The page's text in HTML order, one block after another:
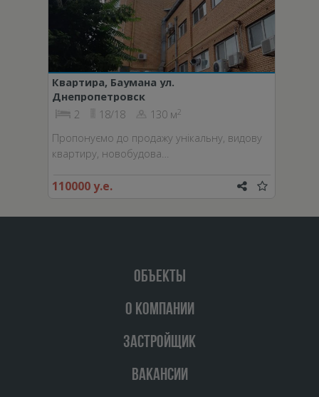
Квартира, Баумана ул.
Днепропетровск
2
18/18 130 м2
Пропонуємо до продажу унікальну, видову
квартиру, новобудова…
110000 у.е.
ОБЪЕКТЫ
О КОМПАНИИ
ЗАСТРОЙЩИК
ВАКАНСИИ